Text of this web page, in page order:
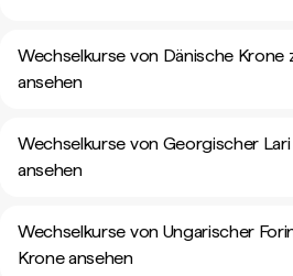
Wechselkurse von Dänische Krone
ansehen
Wechselkurse von Georgischer
ansehen
Wechselkurse von Ungarischer
Krone ansehen